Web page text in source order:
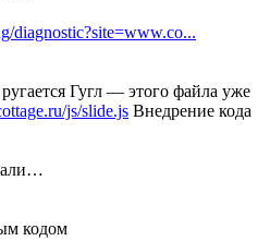
diagnostic?site=www.co...
Гугл — этого файла уже
js/slide.js Внедрение кода
кодом